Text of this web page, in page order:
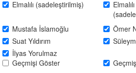
Elmalılı (sadeleştirilmiş)
Elmalılı
Mustafa İslamoğlu Ömer
Suat Yıldırım
İlyas Yorulmaz
Geçmişi Göster